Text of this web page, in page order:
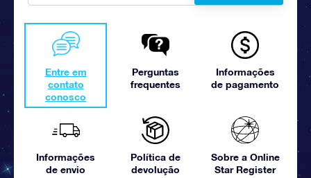
Entre em
contato
conosco
Perguntas
frequentes
Informações
de pagamento
Informações
de envio
Política de
devolução
Sobre a Online
Star Register